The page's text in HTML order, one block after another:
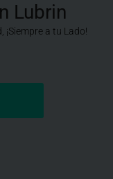
Lubrin
¡Siempre a tu Lado!